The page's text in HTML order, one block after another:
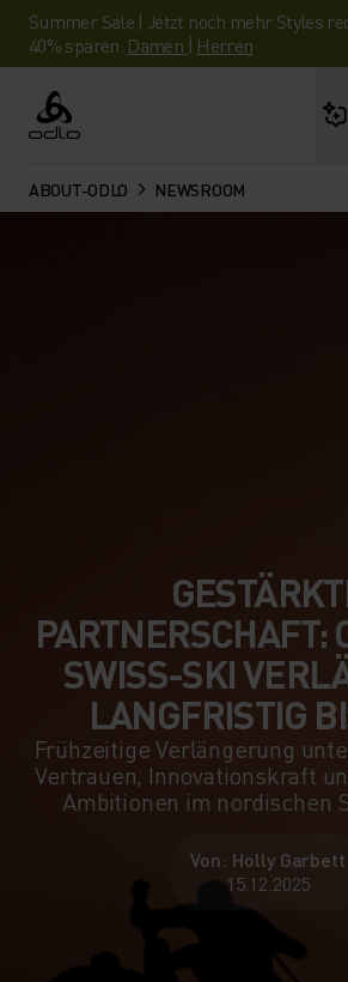
Summer Sale | Jetzt noch mehr Styles
40% sparen. Damen | Herren
Odlo
ABOUT-ODLO NEWSROOM
PARTNERSCHAFT:
SWISS-SKI
LANGFRISTIG
Frühzeitige Verlängerung
Vertrauen, Innovationskraft
Ambitionen im nordischen
Von: Holly Garbett
15.12.2025